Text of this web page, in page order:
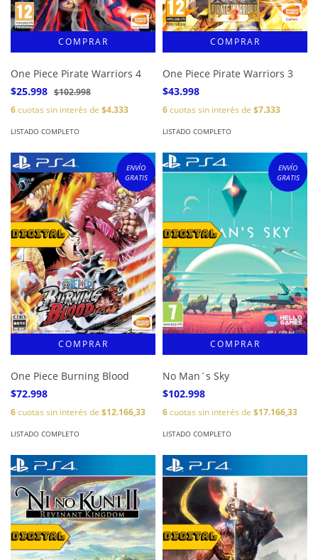
One Piece Pirate Warriors 4
$25.998 $102.998
6cuotas sin interés de $4.333
LISTADO COMPLETO
One Piece Pirate Warriors 3
$43.998
6cuotas sin interés de $7.333
LISTADO COMPLETO
ENVÍO
GRATIS
One Piece Burning Blood
$72.998
6cuotas sin interés de $12.166,33
LISTADO COMPLETO
ENVÍO
GRATIS
No Man´s Sky
$102.998
6cuotas sin interés de $17.166,33
LISTADO COMPLETO